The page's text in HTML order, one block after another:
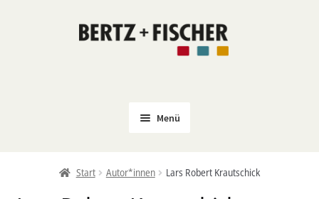
Zur
Zum
Menü
Coming Soon
Start Autor*innen Lars Robert Krautschick